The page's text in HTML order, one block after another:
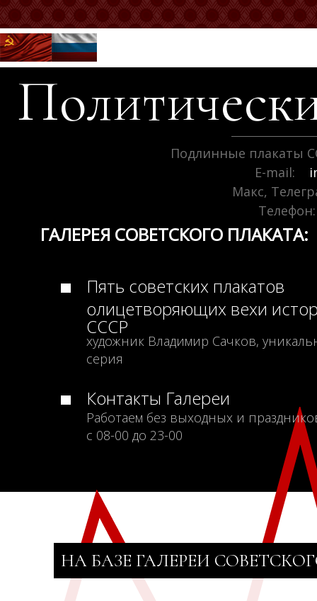
Подлинные плакаты
E-mail:
Макс,
Телефон:
ГАЛЕРЕЯ СОВЕТСКОГО ПЛАКАТА:
Пять советских плакатов
олицетворяющих вехи
СССР
художник Владимир Сачков,
серия
Контакты Галереи
Работаем без выходных и
с 08-00 до 23-00
НА БАЗЕ ГАЛЕРЕИ